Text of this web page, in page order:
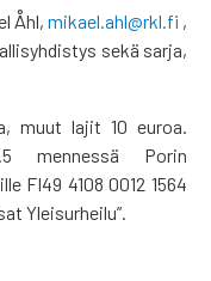
Åhl, mikael.ahl@rkl.fi ,
sekä sarja,
muut lajit 10 euroa.
mennessä Porin
FI49 4108 0012 1564
Yleisurheilu”.